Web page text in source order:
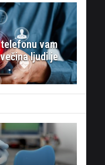
vam
ljudi je